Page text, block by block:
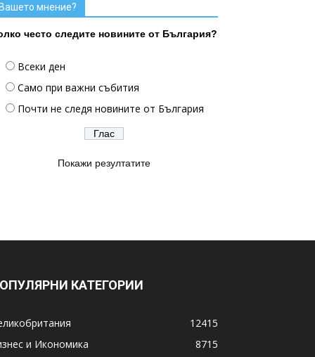
мнение?
често следите новините от България?
Всеки ден
Само при важни събития
Почти не следя новините от България
Покажи резултатите
КАТЕГОРИИ
12415
и Икономика
8715